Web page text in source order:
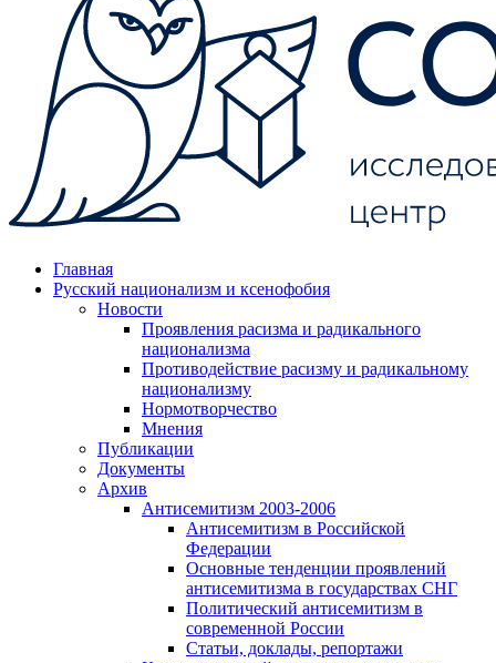
Главная
Русский национализм и ксенофобия
Новости
Проявления расизма и радикального
национализма
Противодействие расизму и радикальному
национализму
Нормотворчество
Мнения
Публикации
Документы
Архив
Антисемитизм 2003-2006
Антисемитизм в Российской
Федерации
Основные тенденции проявлений
антисемитизма в государствах СНГ
Политический антисемитизм в
современной России
Статьи, доклады, репортажи